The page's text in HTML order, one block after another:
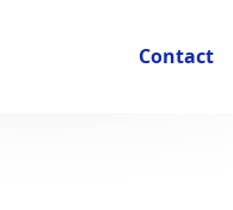
Contact